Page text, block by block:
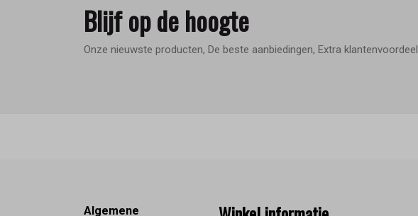
Blijf op de hoogte
Onze nieuwste producten, De beste aanbiedingen, Extra klantenvoordeel
Algemene